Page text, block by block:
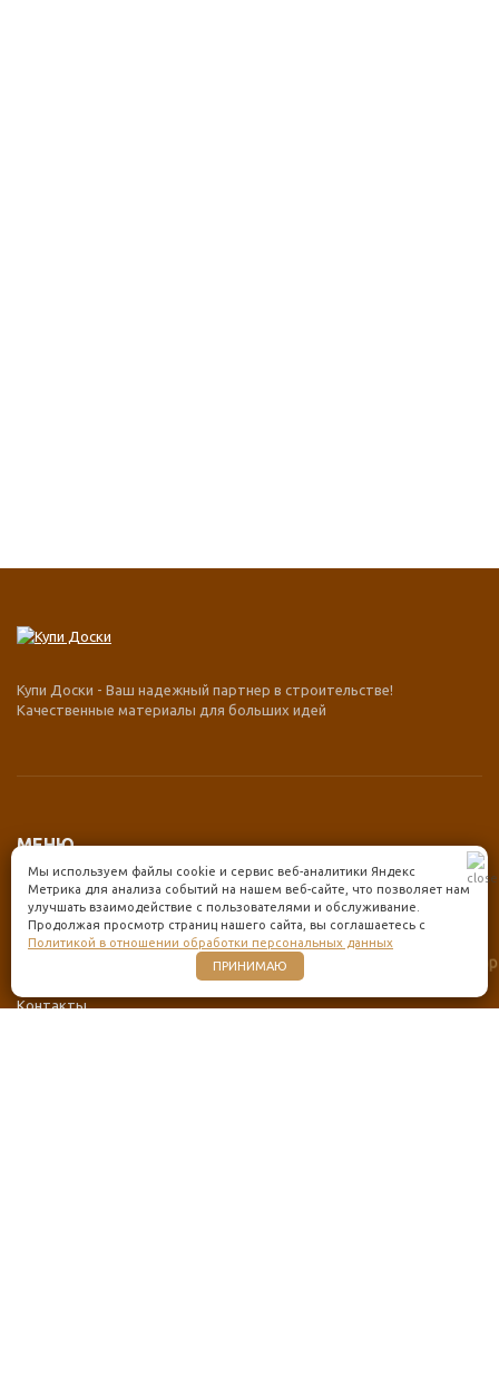
Купи Доски - Ваш надежный партнер в строительстве!
Качественные материалы для больших идей
МЕНЮ
Каталог товаров
Оплата и доставка
О нас
Контакты
Мы используем файлы cookie и сервис веб-аналитики Яндекс
Метрика для анализа событий на нашем веб-сайте, что позволяет нам
улучшать взаимодействие с пользователями и обслуживание.
Продолжая просмотр страниц нашего сайта, вы соглашаетесь с
Политикой в отношении обработки персональных данных
ПРИНИМАЮ